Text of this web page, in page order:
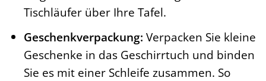
Tischläufer über Ihre Tafel.
Geschenkverpackung: Verpacken Sie kleine
Geschenke in das Geschirrtuch und binden
Sie es mit einer Schleife zusammen. So